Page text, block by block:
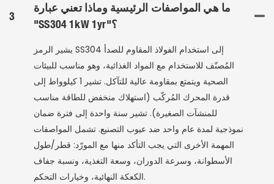
3
ما هي المواصفات الرئيسية وماذا تعني عبارة
"SS304 1kW 1yr"؟
يشير الرمز SS304 إلى استخدام الفولاذ المقاوم للصدأ
المُصنّف للاستخدام مع المواد الغذائية، وهو مناسب للبيئات
الصحية ويتمتع بمقاومة عالية للتآكل. تشير 1 كيلوواط إلى
قدرة المحرك المُركّب (استهلاك منخفض للطاقة مناسب
للمنشآت الصغيرة). تشير سنة واحدة إلى فترة ضمان
نموذجية لمدة عام واحد ضد عيوب التصنيع. تشمل المواصفات
المهمة الأخرى التي يجب التأكد منها مع المورّد: قطر/طول
الأسطوانة، وسرعة الدوران، وسعة التغذية، ونسبة جفاف
الكعكة النهائية، وخيارات التحكم.